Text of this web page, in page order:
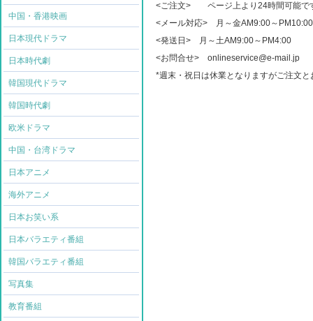
中国・香港映画
日本現代ドラマ
日本時代劇
韓国現代ドラマ
韓国時代劇
欧米ドラマ
中国・台湾ドラマ
日本アニメ
海外アニメ
日本お笑い系
日本バラエティ番組
韓国バラエティ番組
写真集
教育番組
<ご注文> ページ上より24時間可能で
<メール対応> 月～金AM9:00～PM10:00
<発送日> 月～土AM9:00～PM4:00
<お問合せ> onlineservice@e-mail.jp
*週末・祝日は休業となりますがご注文